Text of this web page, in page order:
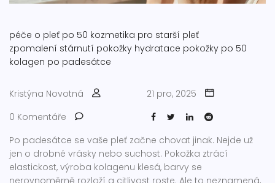
péče o pleť po 50 kozmetika pro starší pleť
zpomalení stárnutí pokožky hydratace pokožky po 50
kolagen po padesátce
Kristýna Novotná
21 pro, 2025
0 Komentáře
Po padesátce se vaše pleť začne chovat jinak. Nejde už
jen o drobné vrásky nebo suchost. Pokožka ztrácí
elastickost, výroba kolagenu klesá, barvy se